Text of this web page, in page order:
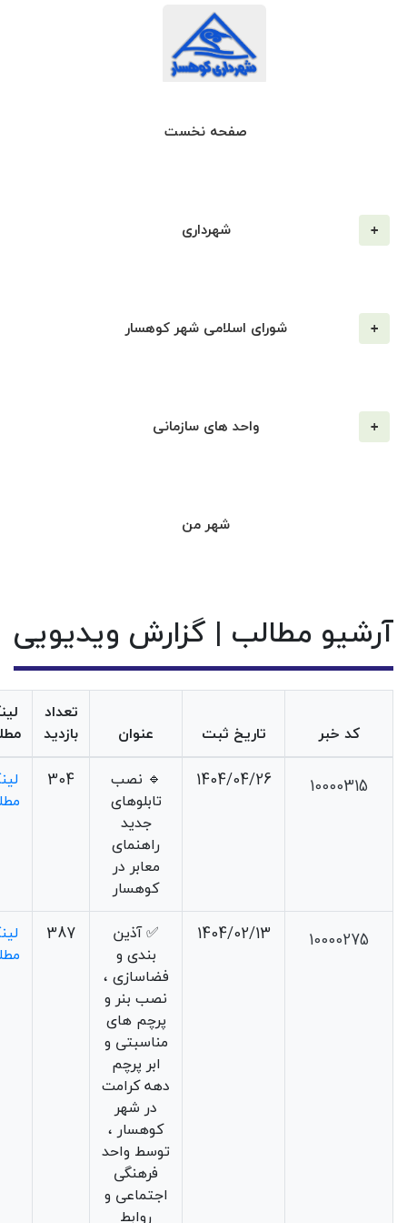
صفحه نخست
شهرداری
شورای اسلامی شهر کوهسار
واحد های سازمانی
شهر من
آرشیو مطالب | گزارش ویدیویی
کد خبر تاریخ ثبت عنوان
تعداد
بازدید
10000315
1404/04/26
🔹 نصب
تابلوهای
جدید
راهنمای
معابر در
کوهسار
304
10000275
1404/02/13
✅ آذین
بندی و
فضاسازی ،
نصب بنر و
پرچم های
مناسبتی و
ابر پرچم
دهه کرامت
در شهر
کوهسار ،
توسط واحد
فرهنگی
اجتماعی و
روابط
387